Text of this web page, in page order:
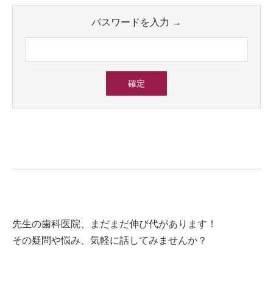
パスワードを入力 →
先生の歯科医院、まだまだ伸び代があります！
その疑問や悩み、気軽に話してみませんか？